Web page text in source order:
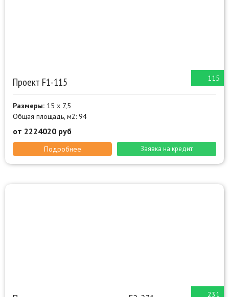
Проект F1-115 115
Размеры: 15 х 7,5
Общая площадь, м2: 94
от 2224020 руб
Подробнее Заявка на кредит
231